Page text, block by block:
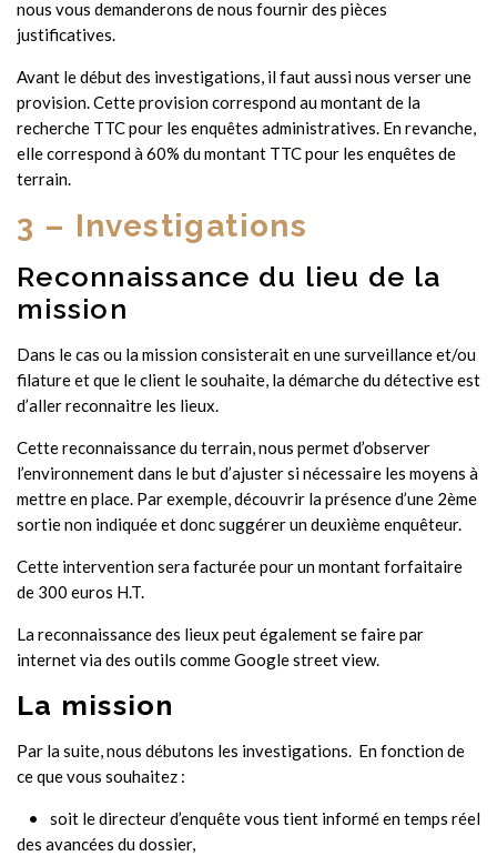
nous vous demanderons de nous fournir des pièces
justificatives.
Avant le début des investigations, il faut aussi nous verser une
provision. Cette provision correspond au montant de la
recherche TTC pour les enquêtes administratives. En revanche,
elle correspond à 60% du montant TTC pour les enquêtes de
terrain.
3 – Investigations
Reconnaissance du lieu de la
mission
Dans le cas ou la mission consisterait en une surveillance et/ou
filature et que le client le souhaite, la démarche du détective est
d’aller reconnaitre les lieux.
Cette reconnaissance du terrain, nous permet d’observer
l’environnement dans le but d’ajuster si nécessaire les moyens à
mettre en place. Par exemple, découvrir la présence d’une 2ème
sortie non indiquée et donc suggérer un deuxième enquêteur.
Cette intervention sera facturée pour un montant forfaitaire
de 300 euros H.T.
La reconnaissance des lieux peut également se faire par
internet via des outils comme Google street view.
La mission
Par la suite, nous débutons les investigations. En fonction de
ce que vous souhaitez :
soit le directeur d’enquête vous tient informé en temps réel
des avancées du dossier,